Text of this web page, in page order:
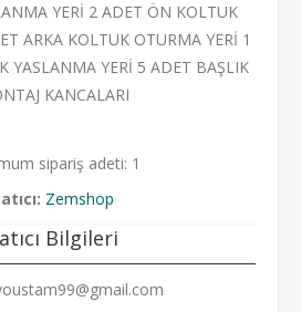
YERİ 2 ADET ÖN KOLTUK
ARKA KOLTUK OTURMA YERİ 1
YASLANMA YERİ 5 ADET BAŞLIK
KANCALARI
sipariş adeti: 1
Zemshop
Bilgileri